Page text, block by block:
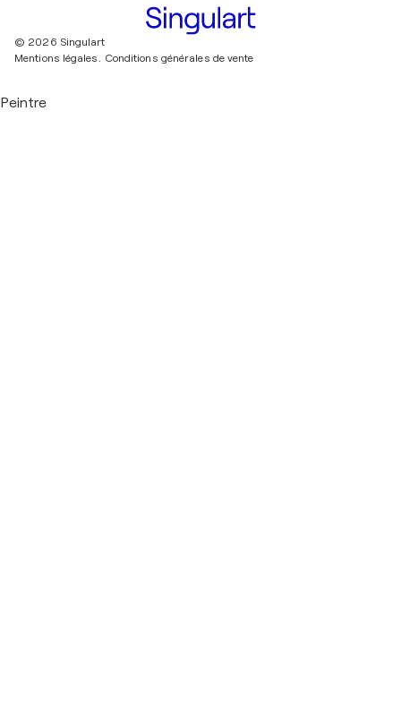
© 2026 Singulart
Mentions légales. Conditions générales de vente
Peintre